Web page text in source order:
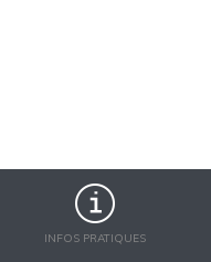
INFOS PRATIQUES